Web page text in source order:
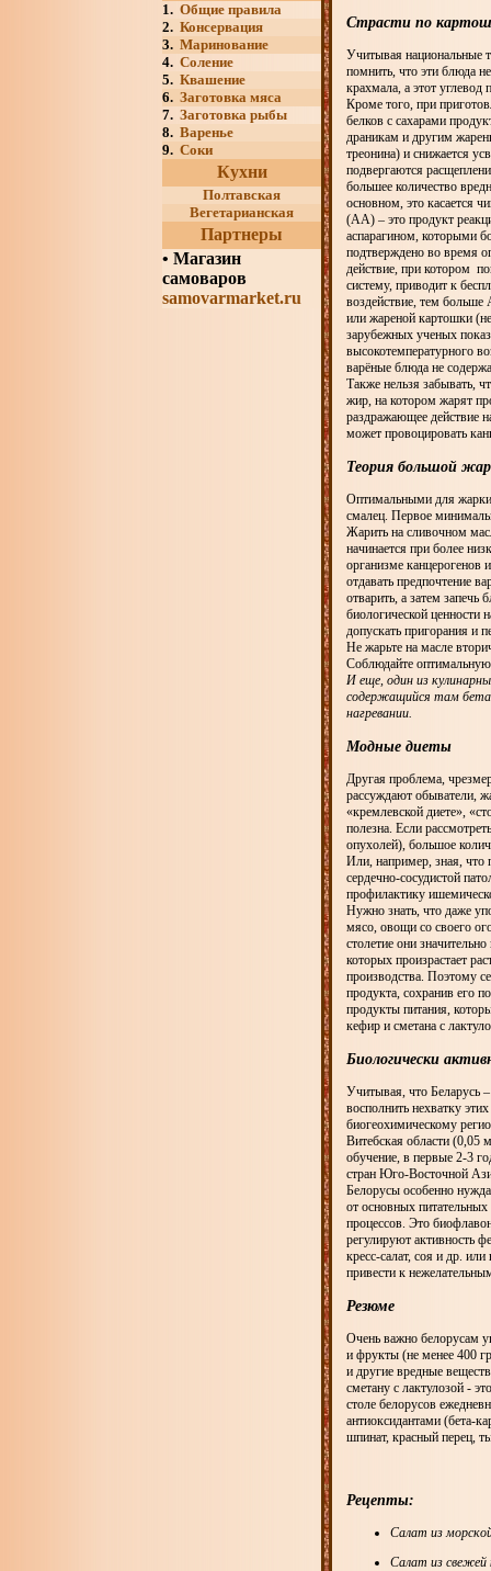
1. Общие правила
2. Консервация
3. Маринование
4. Соление
5. Квашение
6. Заготовка мяса
7. Заготовка рыбы
8. Варенье
9. Соки
Кухни
Полтавская
Вегетарианская
Партнеры
• Магазин
самоваров
samovarmarket.ru
Страсти по
Учитывая национальные
помнить, что эти блюда
крахмала, а этот
Кроме того, при
белков с сахарами
драникам и другим
треонина) и снижается
подвергаются
большее количество
основном, это касается
(АА) – это продукт
аспарагином, которыми
подтверждено во время
действие, при котором
систему, приводит к
воздействие, тем больше
или жареной картошки
зарубежных ученых
высокотемпературного
варёные блюда не
Также нельзя забывать,
жир, на котором жарят
раздражающее действие
может провоцировать
Теория большой
Оптимальными для жарки
смалец. Первое
Жарить на сливочном
начинается при более
организме
отдавать предпочтение
отварить, а затем
биологической ценности
допускать пригорания и
Не жарьте на масле
Соблюдайте
И еще, один из
содержащийся там бета-
нагревании.
Модные диеты
Другая проблема,
рассуждают обыватели,
«кремлевской диете»,
полезна. Если
опухолей), большое
Или, например, зная, что
сердечно-сосудистой
профилактику
Нужно знать, что даже
мясо, овощи со своего
столетие они
которых произрастает
производства. Поэтому
продукта, сохранив его
продукты питания,
кефир и сметана с
Биологически
Учитывая, что Беларусь
восполнить нехватку
биогеохимическому
Витебская области (0,05
обучение, в первые 2-3
стран Юго-Восточной
Белорусы особенно
от основных
процессов. Это
регулируют активность
кресс-салат, соя и др.
привести к
Резюме
Очень важно белорусам
и фрукты (не менее 400
и другие вредные
сметану с лактулозой -
столе белорусов
антиоксидантами (бета-
шпинат, красный перец,
Рецепты:
Салат из
Салат из